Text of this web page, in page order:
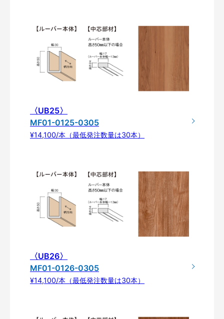
〈UB25〉
MF01-0125-0305
¥14,100/本（最低発注数量は30本）
〈UB26〉
MF01-0126-0305
¥14,100/本（最低発注数量は30本）